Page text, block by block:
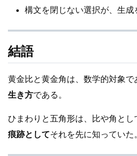
構文を閉じない選択が、生成
結語
黄金比と黄金角は、数学的対象で
生き方である。
ひまわりと五角形は、比や角とし
痕跡としてそれを先に知っていた。